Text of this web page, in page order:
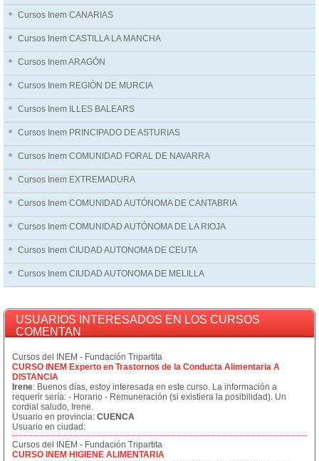
Cursos Inem CANARIAS
Cursos Inem CASTILLA LA MANCHA
Cursos Inem ARAGÓN
Cursos Inem REGIÓN DE MURCIA
Cursos Inem ILLES BALEARS
Cursos Inem PRINCIPADO DE ASTURIAS
Cursos Inem COMUNIDAD FORAL DE NAVARRA
Cursos Inem EXTREMADURA
Cursos Inem COMUNIDAD AUTÓNOMA DE CANTABRIA
Cursos Inem COMUNIDAD AUTÓNOMA DE LA RIOJA
Cursos Inem CIUDAD AUTONOMA DE CEUTA
Cursos Inem CIUDAD AUTONOMA DE MELILLA
USUARIOS INTERESADOS EN LOS CURSOS
COMENTAN
Cursos del INEM - Fundación Tripartita
CURSO INEM Experto en Trastornos de la Conducta Alimentaria A
DISTANCIA
Irene: Buenos días, estoy interesada en este curso. La información a
requerir sería: - Horario - Remuneración (si existiera la posibilidad). Un
cordial saludo, Irene.
Usuario en provincia: CUENCA
Usuario en ciudad:
Cursos del INEM - Fundación Tripartita
CURSO INEM HIGIENE ALIMENTARIA